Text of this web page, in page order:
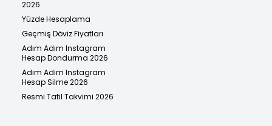
2026
Yüzde Hesaplama
Geçmiş Döviz Fiyatları
Adım Adım Instagram
Hesap Dondurma 2026
Adım Adım Instagram
Hesap Silme 2026
Resmi Tatil Takvimi 2026